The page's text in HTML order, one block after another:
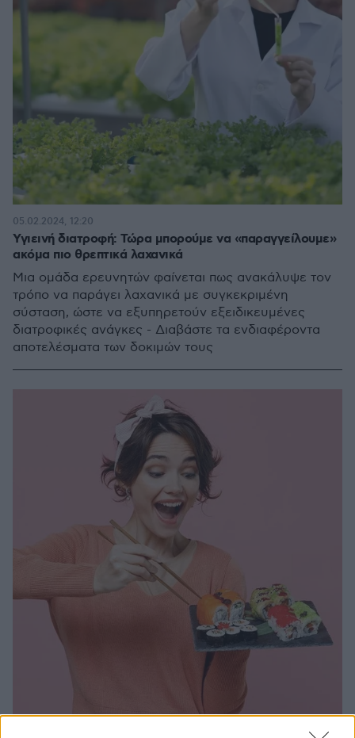
Υγιεινή διατροφή: Τώρα μπορούμε να «παραγγείλουμε»
ακόμα πιο θρεπτικά λαχανικά
Μια ομάδα ερευνητών φαίνεται πως ανακάλυψε τον
τρόπο να παράγει λαχανικά με συγκεκριμένη
σύσταση, ώστε να εξυπηρετούν εξειδικευμένες
διατροφικές ανάγκες - Διαβάστε τα ενδιαφέροντα
αποτελέσματα των δοκιμών τους
05.02.2024, 12:20